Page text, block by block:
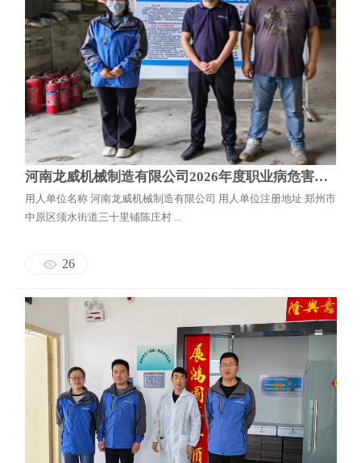
水土保持/土地复垦方案编制
环境监测与评价
地震安全性评价
邦泰云安全
河南龙威机械制造有限公司2026年度职业病危害现状评价
用人单位名称 河南龙威机械制造有限公司 用人单位注册地址 郑州市
中原区须水街道三十里铺陈庄村 ...
26